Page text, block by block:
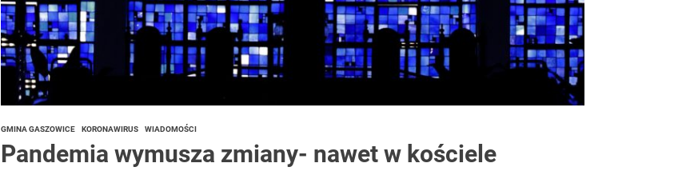
GMINA GASZOWICE KORONAWIRUS WIADOMOŚCI
Pandemia wymusza zmiany- nawet w kościele